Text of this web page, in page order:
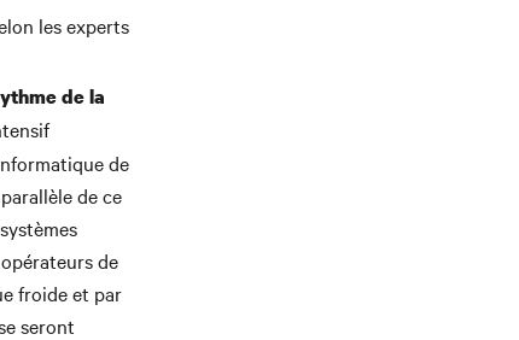
les experts
de la
de
de ce
de
froide et par
seront